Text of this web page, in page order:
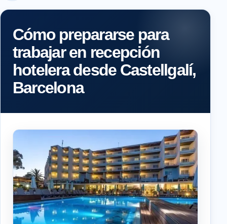
Cómo prepararse para
trabajar en recepción
hotelera desde Castellgalí,
Barcelona